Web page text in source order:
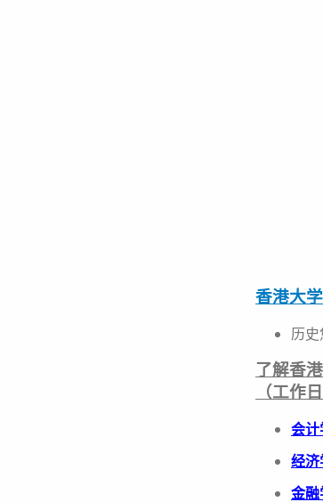
香港大学
历
了解香
（工作
会计
经济
金融